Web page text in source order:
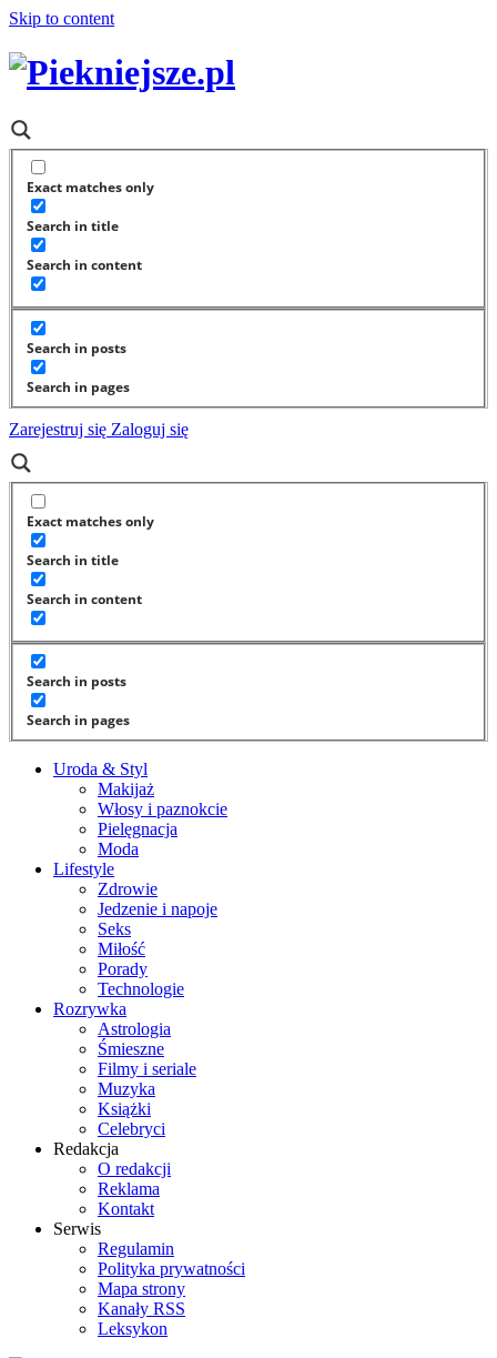
Skip to content
Exact matches only
Search in title
Search in content
Search in posts
Search in pages
Zarejestruj się Zaloguj się
Exact matches only
Search in title
Search in content
Search in posts
Search in pages
Uroda & Styl
Makijaż
Włosy i paznokcie
Pielęgnacja
Moda
Lifestyle
Zdrowie
Jedzenie i napoje
Seks
Miłość
Porady
Technologie
Rozrywka
Astrologia
Śmieszne
Filmy i seriale
Muzyka
Książki
Celebryci
Redakcja
O redakcji
Reklama
Kontakt
Serwis
Regulamin
Polityka prywatności
Mapa strony
Kanały RSS
Leksykon